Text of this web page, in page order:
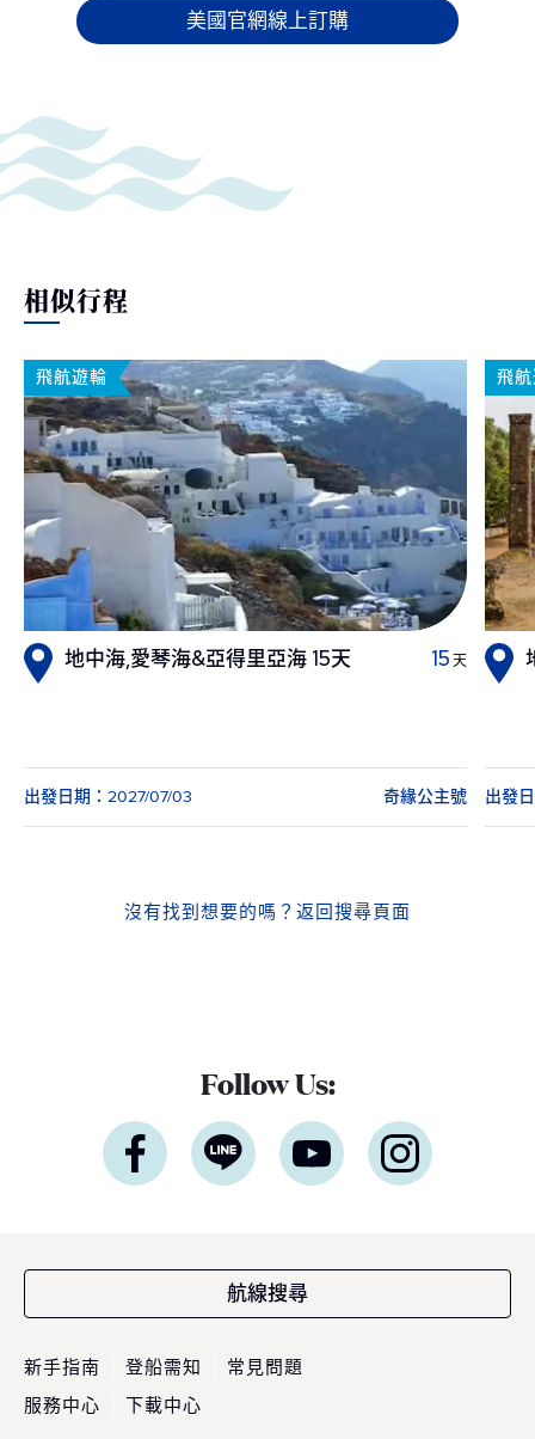
美國官網線上訂購
相似行程
飛航遊輪
地中海,愛琴海&亞得里亞海 15天 15 天
出發日期：2027/07/03 奇緣公主號
飛
出發
沒有找到想要的嗎？ 返回搜尋頁面
Follow Us:
航線搜尋
新手指南 登船需知
常見問題
服務中心
下載中心